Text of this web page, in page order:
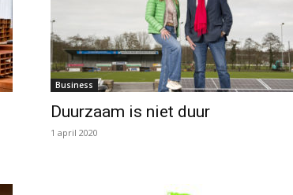
Business
Duurzaam is niet duur
1 april 2020